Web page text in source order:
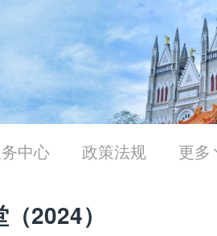
中心 政策法规 更多
2024）